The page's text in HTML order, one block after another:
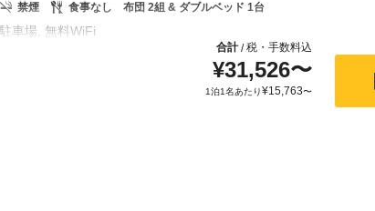
禁煙 食事なし 布団 2組 & ダブルベッド 1台
合計/税・手数料込
¥31,526〜
1泊1名あたり¥15,763〜